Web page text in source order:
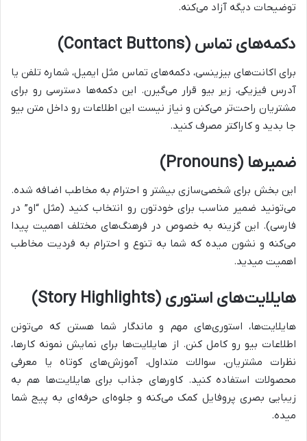
توضیحات دیگه آزاد می‌کنه.
دکمه‌های تماس (Contact Buttons)
برای اکانت‌های بیزینسی، دکمه‌های تماس مثل ایمیل، شماره تلفن یا
آدرس فیزیکی، زیر بیو قرار می‌گیرن. این دکمه‌ها دسترسی رو برای
مشتریان راحت‌تر می‌کنن و نیاز نیست این اطلاعات رو داخل متن بیو
جا بدید و کاراکتر مصرف کنید.
ضمیرها (Pronouns)
این بخش برای شخصی‌سازی بیشتر و احترام به مخاطب اضافه شده.
می‌تونید ضمیر مناسب برای خودتون رو انتخاب کنید (مثل “او” در
فارسی). این گزینه به خصوص در فرهنگ‌های مختلف اهمیت پیدا
می‌کنه و نشون میده که شما به تنوع و احترام به فردیت مخاطب
اهمیت میدید.
هایلایت‌های استوری (Story Highlights)
هایلایت‌ها، استوری‌های مهم و ماندگار شما هستن که می‌تونن
اطلاعات بیو رو کامل کنن. از هایلایت‌ها برای نمایش نمونه کارها،
نظرات مشتریان، سوالات متداول، آموزش‌های کوتاه یا معرفی
محصولات استفاده کنید. کاورهای جذاب برای هایلایت‌ها هم به
زیبایی بصری پروفایل کمک می‌کنه و جلوه‌ای حرفه‌ای به پیج شما
میده.